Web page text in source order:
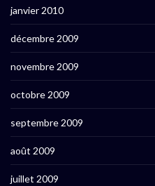
janvier 2010
décembre 2009
novembre 2009
octobre 2009
septembre 2009
août 2009
juillet 2009